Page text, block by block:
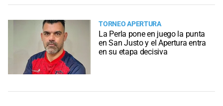
TORNEO APERTURA
La Perla pone en juego la punta
en San Justo y el Apertura entra
en su etapa decisiva